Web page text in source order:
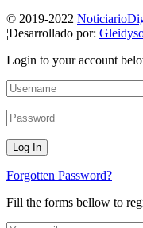
© 2019-2022
¦Desarrollado por:
Login to your account
Forgotten Password?
Fill the forms bellow to